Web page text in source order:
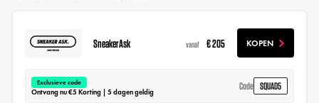
SneakerAsk vanaf € 205 KOPEN
Exclusieve code
Ontvang nu €5 Korting | 5 dagen geldig
Code SQUAD5